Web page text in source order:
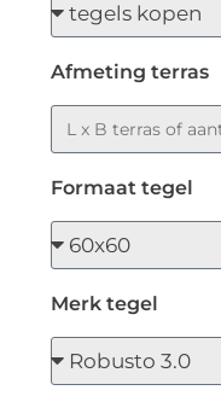
Afmeting terras
Formaat tegel
Merk tegel